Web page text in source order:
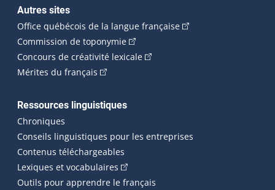
Autres sites
Office québécois de la langue française(Cet hyperlien
Commission de toponymie(Cet hyperlien externe s'ouvrira
Concours de créativité lexicale(Cet hyperlien externe
Mérites du français (Cet hyperlien externe s'ouvrira dans une
Ressources linguistiques
Chroniques
Conseils linguistiques pour les entreprises
Contenus téléchargeables
Lexiques et vocabulaires (Cet hyperlien externe s'ouvrira
Outils pour apprendre le français